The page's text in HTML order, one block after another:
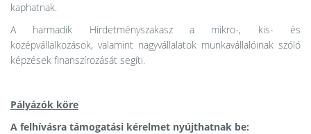
kaphatnak.
A harmadik Hirdetményszakasz a mikro-, kis- és
középvállalkozások, valamint nagyvállalatok munkavállalóinak szóló
képzések finanszírozását segíti.
Pályázók köre
A felhívásra támogatási kérelmet nyújthatnak be: